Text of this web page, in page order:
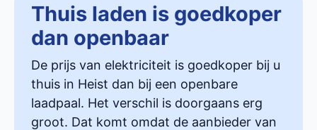
Thuis laden is goedkoper
dan openbaar
De prijs van elektriciteit is goedkoper bij u
thuis in Heist dan bij een openbare
laadpaal. Het verschil is doorgaans erg
groot. Dat komt omdat de aanbieder van